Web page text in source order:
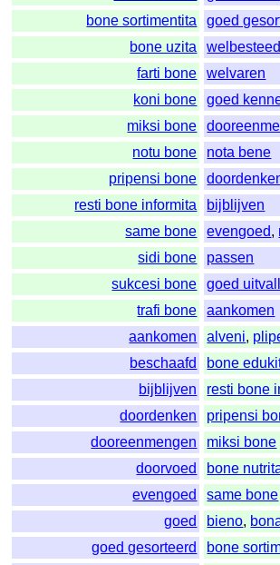
bone sortimentita
goed
bone uzita
welbesteed
farti bone
welvaren
koni bone
goed
miksi bone
notu bone
nota bene
pripensi bone
resti bone informita
bijblijven
same bone
evengoed,
sidi bone
passen
sukcesi bone
goed
trafi bone
aankomen
aankomen
alveni,
beschaafd
bone
bijblijven
resti bone
doordenken
pripensi
dooreenmengen
miksi bone
doorvoed
bone
evengoed
same bone
goed
bieno,
goed gesorteerd
bone